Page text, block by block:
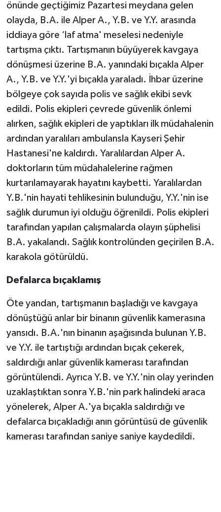
önünde geçtiğimiz Pazartesi meydana gelen
olayda, B.A. ile Alper A., Y.B. ve Y.Y. arasında
iddiaya göre ‘laf atma' meselesi nedeniyle
tartışma çıktı. Tartışmanın büyüyerek kavgaya
dönüşmesi üzerine B.A. yanındaki bıçakla Alper
A., Y.B. ve Y.Y.'yi bıçakla yaraladı. İhbar üzerine
bölgeye çok sayıda polis ve sağlık ekibi sevk
edildi. Polis ekipleri çevrede güvenlik önlemi
alırken, sağlık ekipleri de yaptıkları ilk müdahalenin
ardından yaralıları ambulansla Kayseri Şehir
Hastanesi'ne kaldırdı. Yaralılardan Alper A.
doktorların tüm müdahalelerine rağmen
kurtarılamayarak hayatını kaybetti. Yaralılardan
Y.B.'nin hayati tehlikesinin bulunduğu, Y.Y.'nin ise
sağlık durumun iyi olduğu öğrenildi. Polis ekipleri
tarafından yapılan çalışmalarda olayın şüphelisi
B.A. yakalandı. Sağlık kontrolünden geçirilen B.A.
karakola götürüldü.
Defalarca bıçaklamış
Öte yandan, tartışmanın başladığı ve kavgaya
dönüştüğü anlar bir binanın güvenlik kamerasına
yansıdı. B.A.'nın binanın aşağısında bulunan Y.B.
ve Y.Y. ile tartıştığı ardından bıçak çekerek,
saldırdığı anlar güvenlik kamerası tarafından
görüntülendi. Ayrıca Y.B. ve Y.Y.'nin olay yerinden
uzaklaştıktan sonra Y.B.'nin park halindeki araca
yönelerek, Alper A.'ya bıçakla saldırdığı ve
defalarca bıçakladığı anın görüntüsü de güvenlik
kamerası tarafından saniye saniye kaydedildi.